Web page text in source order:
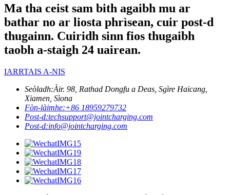
Ma tha ceist sam bith agaibh mu ar
bathar no ar liosta phrìsean, cuir post-d
thugainn. Cuiridh sinn fios thugaibh
taobh a-staigh 24 uairean.
IARRTAIS A-NIS
Seòladh:Àir. 98, Rathad Dongfu a Deas, Sgìre Haicang,
Xiamen, Sìona
Fòn-làimhe:+86 18959279732
Post-d:techsupport@jointcharging.com
Post-d:info@jointcharging.com